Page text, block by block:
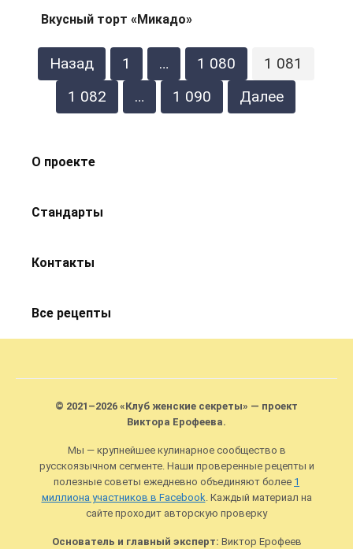
Вкусный торт «Микадо»
Пагинация
записей
Назад 1 … 1 080
1 081
1 082
… 1 090 Далее
О проекте
Стандарты
Контакты
Все рецепты
© 2021–2026 «Клуб женские секреты» — проект
Виктора Ерофеева.
Мы — крупнейшее кулинарное сообщество в
русскоязычном сегменте. Наши проверенные рецепты и
полезные советы ежедневно объединяют более 1
миллиона участников в Facebook . Каждый материал на
сайте проходит авторскую проверку
Основатель и главный эксперт: Виктор Ерофеев